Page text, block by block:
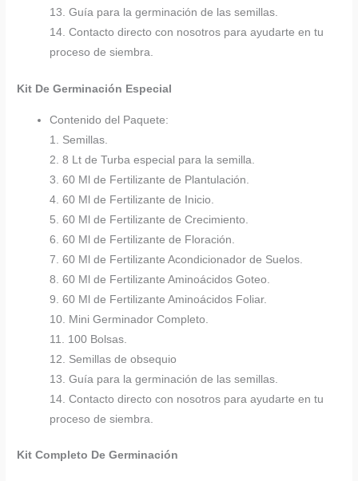
13. Guía para la germinación de las semillas.
14. Contacto directo con nosotros para ayudarte en tu
proceso de siembra.
Kit De Germinación Especial
Contenido del Paquete:
1. Semillas.
2. 8 Lt de Turba especial para la semilla.
3. 60 Ml de Fertilizante de Plantulación.
4. 60 Ml de Fertilizante de Inicio.
5. 60 Ml de Fertilizante de Crecimiento.
6. 60 Ml de Fertilizante de Floración.
7. 60 Ml de Fertilizante Acondicionador de Suelos.
8. 60 Ml de Fertilizante Aminoácidos Goteo.
9. 60 Ml de Fertilizante Aminoácidos Foliar.
10. Mini Germinador Completo.
11. 100 Bolsas.
12. Semillas de obsequio
13. Guía para la germinación de las semillas.
14. Contacto directo con nosotros para ayudarte en tu
proceso de siembra.
Kit Completo De Germinación